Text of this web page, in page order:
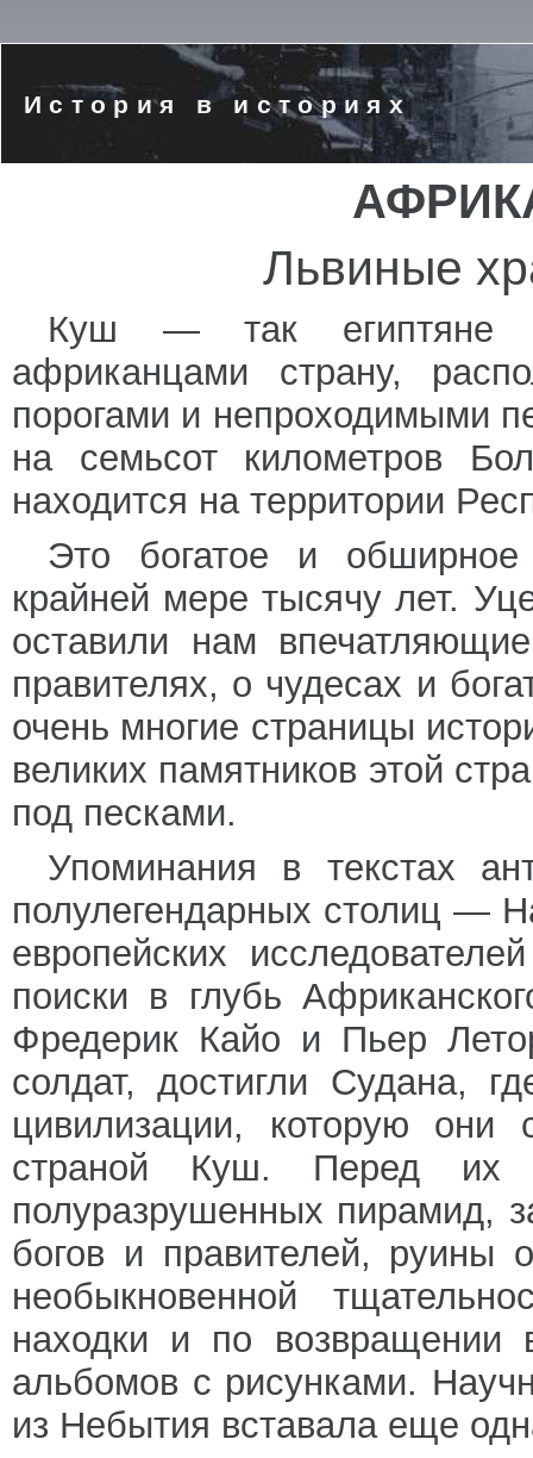
История в историях
Львиные
Куш — так египтяне
африканцами страну,
порогами и непроходимыми
на семьсот километров
находится на территории
Это богатое и обширное
крайней мере тысячу лет.
оставили нам
правителях, о чудесах и
очень многие страницы
великих памятников этой
под песками.
Упоминания в текстах
полулегендарных столиц —
европейских
поиски в глубь
Фредерик Кайо и Пьер
солдат, достигли Судана,
цивилизации, которую
страной Куш. Перед их
полуразрушенных пирамид,
богов и правителей, руины
необыкновенной
находки и по возвращении
альбомов с рисунками.
из Небытия вставала еще